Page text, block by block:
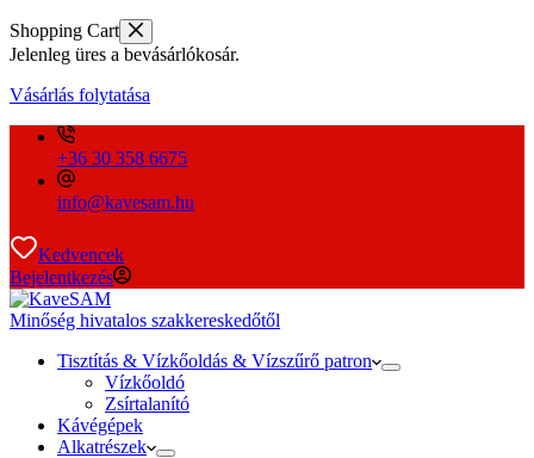
Shopping Cart
Jelenleg üres a bevásárlókosár.
Vásárlás folytatása
+36 30 358 6675
info@kavesam.hu
Kedvencek
Bejelentkezés
Minőség hivatalos szakkereskedőtől
Tisztítás & Vízkőoldás & Vízszűrő patron
Vízkőoldó
Zsírtalanító
Kávégépek
Alkatrészek